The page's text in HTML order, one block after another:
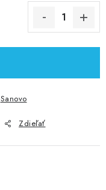
Sanovo
Zdieľať